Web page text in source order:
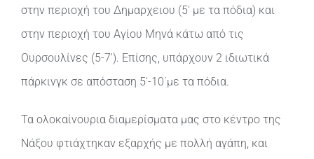
στην περιοχή του Δημαρχειου (5′ με τα πόδια) και
στην περιοχή του Αγίου Μηνά κάτω από τις
Ουρσουλίνες (5-7′). Επίσης, υπάρχουν 2 ιδιωτικά
πάρκινγκ σε απόσταση 5′-10΄με τα πόδια.
Τα ολοκαίνουρια διαμερίσματα μας στο κέντρο της
Νάξου φτιάχτηκαν εξαρχής με πολλή αγάπη, και